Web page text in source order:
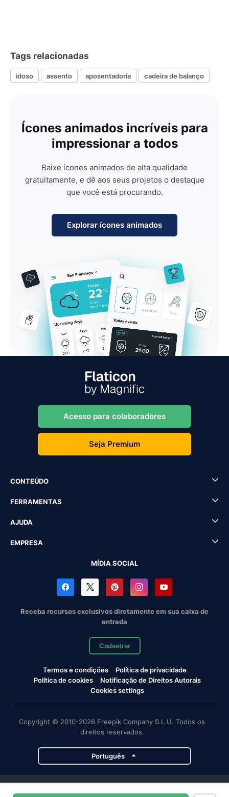
Tags relacionadas
idoso assento aposentadoria cadeira de balanço
Ícones animados incríveis para
impressionar a todos
Baixe ícones animados de alta qualidade
gratuitamente, e dê aos seus projetos o destaque
que você está procurando.
Explorar ícones animados
Acesso para colaboradores
Seja Premium
CONTEÚDO
FERRAMENTAS
AJUDA
EMPRESA
MÍDIA SOCIAL
Receba recursos exclusivos diretamente em sua caixa de
entrada
Cadastrar
Termos e condições
Política de privacidade
Política de cookies
Notificação de Direitos Autorais
Cookies settings
Copyright © 2010-2026 Freepik Company S.L.U. Todos os
direitos reservados.
Português